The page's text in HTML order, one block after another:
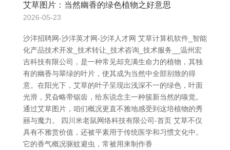
艾草图片：当然幽香的绿色植物之好意思
2026-05-23
沙洋招聘网-沙洋英才网-沙洋人才网 艾草计算机软件_智能
化产品技术开发_技术转让_技术咨询_技术服务__温州宏
吉科技有限公司，是一种常见却充满生命力的植物，其独
有的幽香与翠绿的叶片，使其成为当然中全部别致的得
意。在阳光下，艾草的叶子呈现出浅深不一的绿色，叶面
光滑，旯旮略带锯齿，给东说念主一种簇新当然的嗅觉。
通过艾草图片，咱们概况更直不雅地感受到这培植物的秀
丽与魔力。 四川米老鼠网络科技有限公司-首页 艾草不仅
具有不雅赏价值，还被平素用于传统医学和习惯文化中。
它的香气概况驱蚊避虫，常被用来制作香